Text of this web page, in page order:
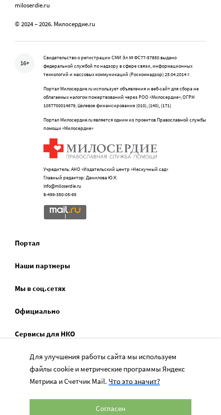
miloserdie.ru
© 2024 – 2026. Милосердие.ru
16+
Свидетельство о регистрации СМИ Эл № ФС77-57850 выдано
федеральной службой по надзору в сфере связи, информационных
технологий и массовых коммуникаций (Роскомнадзор) 25.04.2014 г.
Портал Милосердие.ru использует объявления и веб-сайт для сбора не
облагаемых налогом пожертвований через РОО «Милосердие», ОГРН
1057700014679, Целевое финансирование (010), (140), (171)
Портал Милосердие.ru является одним из проектов Православной службы
помощи «Милосердие»
Учредитель: АНО «Издательский центр «Нескучный сад»
Главный редактор: Данилова Ю.К.
info@miloserdie.ru
8-499-350-05-95
Портал
Наши партнеры
Мы в соц.сетях
Официально
Сервисы для НКО
Спецпроекты
Социальное служение
Для улучшения работы сайта мы используем
файлы cookie и метрические программы Яндекс
Метрика и Счетчик Mail. Что это значит?
Согласен